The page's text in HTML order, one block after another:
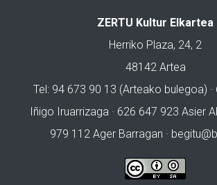
ZERTU Kultur Elkartea
Herriko Plaza, 24, 2
48142 Artea
Tel: 94 673 90 13 (Arteako bulegoa)
Iñigo Iruarrizaga · 626 647 923 Asier
979 112 Ager Barragan ·